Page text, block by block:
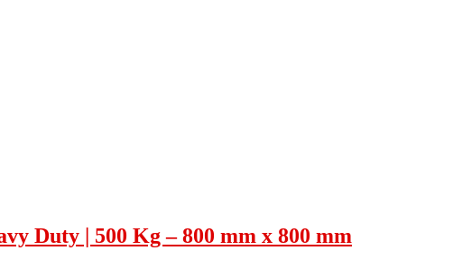
Duty | 500 Kg – 800 mm x 800 mm